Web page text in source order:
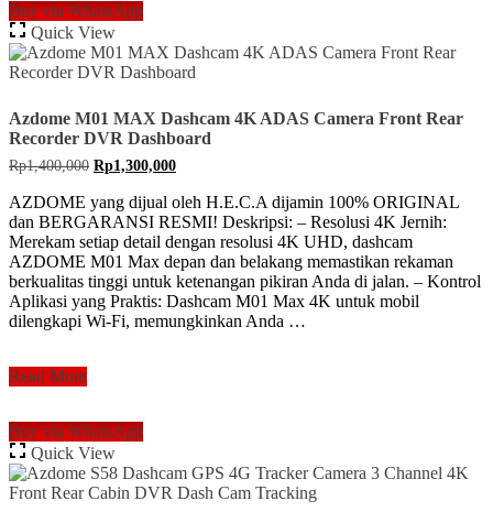
2K
Dashcam
GPS
4G
Tracker
Camera
Cam
Mobil
Tracking
Buy via WhatsApp
Quick View
Azdome M01 MAX Dashcam 4K ADAS Camera Front Rear
Recorder DVR Dashboard
Rp1,400,000 Original
was:
Rp1,400,000.
Rp1,300,000Current
is:
Rp1,300,000.
AZDOME yang dijual oleh H.E.C.A dijamin 100% ORIGINAL
dan BERGARANSI RESMI! Deskripsi: – Resolusi 4K Jernih:
Merekam setiap detail dengan resolusi 4K UHD, dashcam
AZDOME M01 Max depan dan belakang memastikan rekaman
berkualitas tinggi untuk ketenangan pikiran Anda di jalan. – Kontrol
Aplikasi yang Praktis: Dashcam M01 Max 4K untuk mobil
dilengkapi Wi-Fi, memungkinkan Anda …
Azdome
Dashcam
4K
ADAS
Camera
Read More
Buy via WhatsApp
Quick View